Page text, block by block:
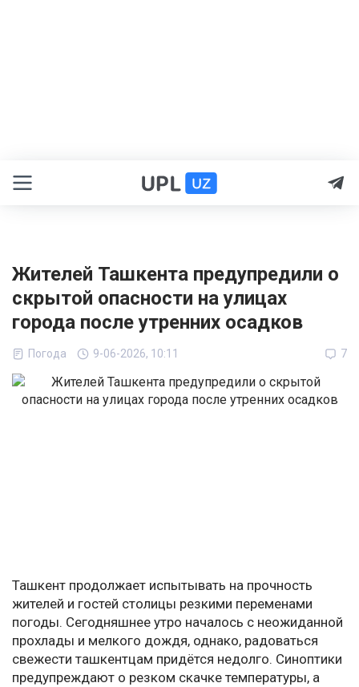
Жителей Ташкента предупредили о
скрытой опасности на улицах
города после утренних осадков
Погода 9-06-2026, 10:11 7
Ташкент продолжает испытывать на прочность
жителей и гостей столицы резкими переменами
погоды. Сегодняшнее утро началось с неожиданной
прохлады и мелкого дождя, однако, радоваться
свежести ташкентцам придётся недолго. Синоптики
предупреждают о резком скачке температуры, а